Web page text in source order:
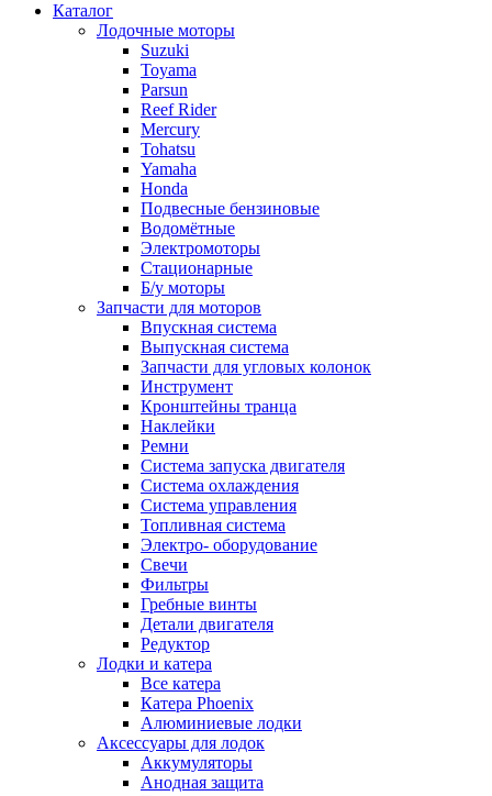
Каталог
Лодочные моторы
Suzuki
Toyama
Parsun
Reef Rider
Mercury
Tohatsu
Yamaha
Honda
Подвесные бензиновые
Водомётные
Электромоторы
Стационарные
Б/у моторы
Запчасти для моторов
Впускная система
Выпускная система
Запчасти для угловых колонок
Инструмент
Кронштейны транца
Наклейки
Ремни
Система запуска двигателя
Система охлаждения
Система управления
Топливная система
Электро- оборудование
Свечи
Фильтры
Гребные винты
Детали двигателя
Редуктор
Лодки и катера
Все катера
Катера Phoenix
Алюминиевые лодки
Аксессуары для лодок
Аккумуляторы
Анодная защита